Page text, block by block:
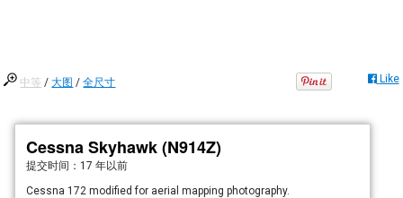
中等 /大图 /全尺寸 Like
Cessna Skyhawk (N914Z)
提交时间： 17 年以前
Cessna 172 modified for aerial mapping photography.